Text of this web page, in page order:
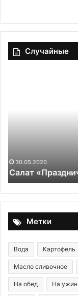
Случайные
19.11.2025
Куриный
Метки
Вода Картофель
Масло сливочное
На обед На ужин